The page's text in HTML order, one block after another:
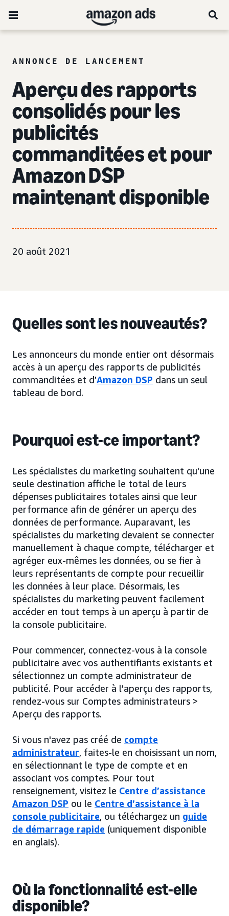
ANNONCE DE LANCEMENT
Aperçu des rapports
consolidés pour les
publicités
commanditées et pour
Amazon DSP
maintenant disponible
20 août 2021
Quelles sont les nouveautés?
Les annonceurs du monde entier ont désormais
accès à un aperçu des rapports de publicités
commanditées et d’Amazon DSP dans un seul
tableau de bord.
Pourquoi est-ce important?
Les spécialistes du marketing souhaitent qu'une
seule destination affiche le total de leurs
dépenses publicitaires totales ainsi que leur
performance afin de générer un aperçu des
données de performance. Auparavant, les
spécialistes du marketing devaient se connecter
manuellement à chaque compte, télécharger et
agréger eux-mêmes les données, ou se fier à
leurs représentants de compte pour recueillir
les données à leur place. Désormais, les
spécialistes du marketing peuvent facilement
accéder en tout temps à un aperçu à partir de
la console publicitaire.
Pour commencer, connectez-vous à la console
publicitaire avec vos authentifiants existants et
sélectionnez un compte administrateur de
publicité. Pour accéder à l’aperçu des rapports,
rendez-vous sur Comptes administrateurs >
Aperçu des rapports.
Si vous n'avez pas créé de compte
administrateur, faites-le en choisissant un nom,
en sélectionnant le type de compte et en
associant vos comptes. Pour tout
renseignement, visitez le Centre d’assistance
Amazon DSP ou le Centre d’assistance à la
console publicitaire, ou téléchargez un guide
de démarrage rapide (uniquement disponible
en anglais).
Où la fonctionnalité est-elle
disponible?